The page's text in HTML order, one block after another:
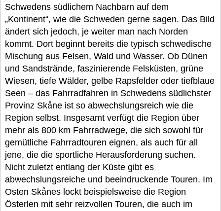
Schwedens südlichem Nachbarn auf dem
„Kontinent“, wie die Schweden gerne sagen. Das Bild
ändert sich jedoch, je weiter man nach Norden
kommt. Dort beginnt bereits die typisch schwedische
Mischung aus Felsen, Wald und Wasser. Ob Dünen
und Sandstrände, faszinierende Felsküsten, grüne
Wiesen, tiefe Wälder, gelbe Rapsfelder oder tiefblaue
Seen – das Fahrradfahren in Schwedens südlichster
Provinz Skåne ist so abwechslungsreich wie die
Region selbst. Insgesamt verfügt die Region über
mehr als 800 km Fahrradwege, die sich sowohl für
gemütliche Fahrradtouren eignen, als auch für all
jene, die die sportliche Herausforderung suchen.
Nicht zuletzt entlang der Küste gibt es
abwechslungsreiche und beeindruckende Touren. Im
Osten Skånes lockt beispielsweise die Region
Österlen mit sehr reizvollen Touren, die auch im